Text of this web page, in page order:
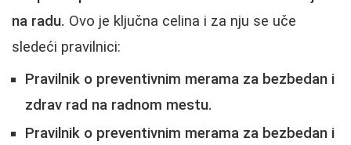
na radu. Ovo je ključna celina i za nju se uče
sledeći pravilnici:
Pravilnik o preventivnim merama za bezbedan i
zdrav rad na radnom mestu.
Pravilnik o preventivnim merama za bezbedan i